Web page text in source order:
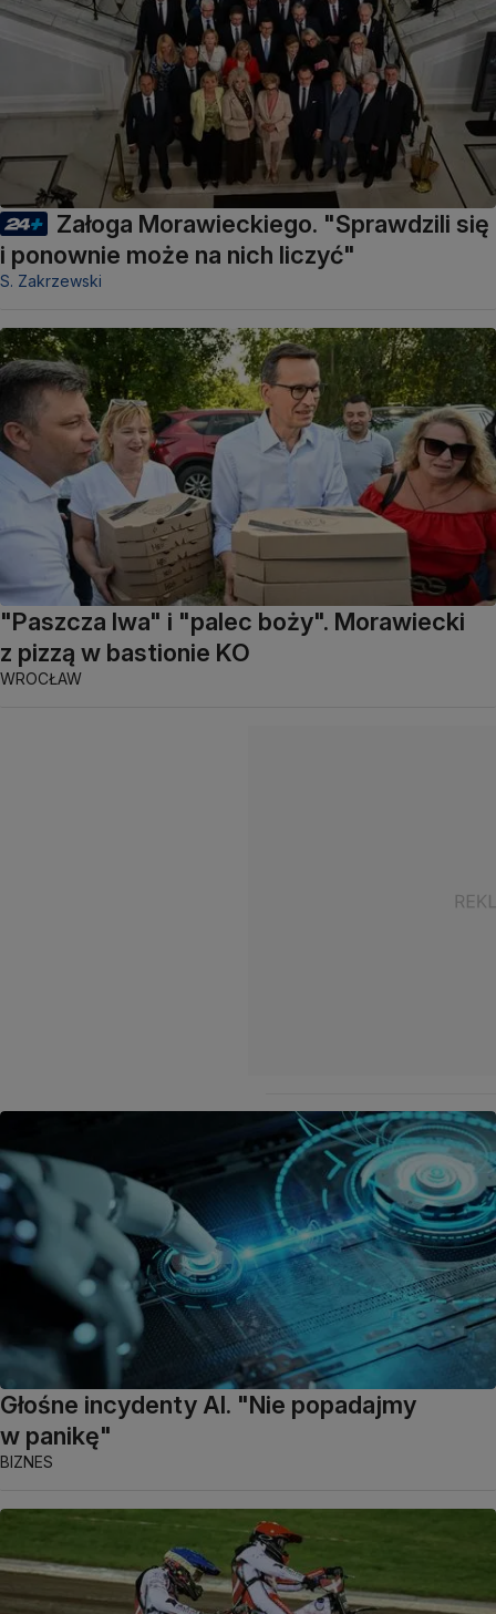
Załoga Morawieckiego. "Sprawdzili się
i ponownie może na nich liczyć"
S. Zakrzewski
"Paszcza lwa" i "palec boży". Morawiecki
z pizzą w bastionie KO
WROCŁAW
Głośne incydenty AI. "Nie popadajmy
w panikę"
BIZNES